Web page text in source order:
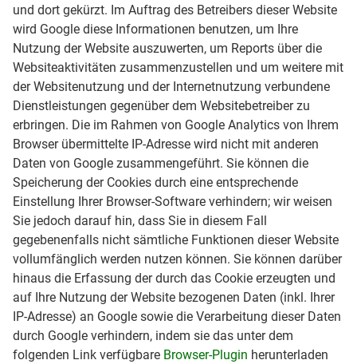
und dort gekürzt. Im Auftrag des Betreibers dieser Website
wird Google diese Informationen benutzen, um Ihre
Nutzung der Website auszuwerten, um Reports über die
Websiteaktivitäten zusammenzustellen und um weitere mit
der Websitenutzung und der Internetnutzung verbundene
Dienstleistungen gegenüber dem Websitebetreiber zu
erbringen. Die im Rahmen von Google Analytics von Ihrem
Browser übermittelte IP-Adresse wird nicht mit anderen
Daten von Google zusammengeführt. Sie können die
Speicherung der Cookies durch eine entsprechende
Einstellung Ihrer Browser-Software verhindern; wir weisen
Sie jedoch darauf hin, dass Sie in diesem Fall
gegebenenfalls nicht sämtliche Funktionen dieser Website
vollumfänglich werden nutzen können. Sie können darüber
hinaus die Erfassung der durch das Cookie erzeugten und
auf Ihre Nutzung der Website bezogenen Daten (inkl. Ihrer
IP-Adresse) an Google sowie die Verarbeitung dieser Daten
durch Google verhindern, indem sie das unter dem
folgenden Link verfügbare Browser-Plugin herunterladen